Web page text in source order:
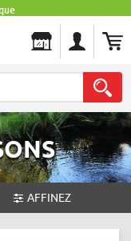
AFFINEZ